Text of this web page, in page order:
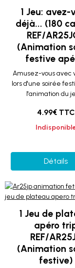
1 Jeu: avez-
déjà... (180
REF/
(Animation
festive
Amusez-vous avec
lors d'une soirée
l'animation du
4.99€ TTC
Détails
1 Jeu de
apéro
REF/
(Animation
festive)